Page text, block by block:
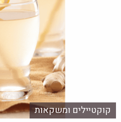
קוקטיילים ומשקאות